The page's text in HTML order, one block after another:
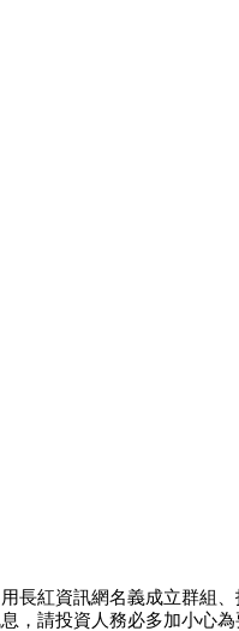
長紅資訊網名義成立群組
，請投資人務必多加小心